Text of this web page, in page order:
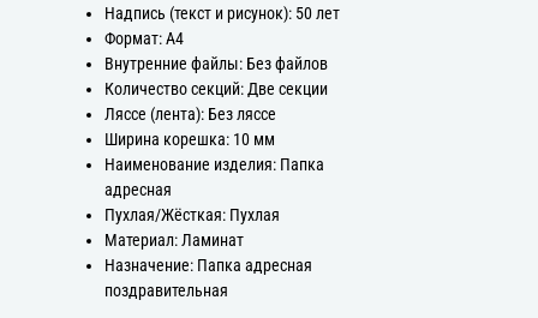
Надпись (текст и рисунок): 50 лет
Формат: А4
Внутренние файлы: Без файлов
Количество секций: Две секции
Ляссе (лента): Без ляссе
Ширина корешка: 10 мм
Наименование изделия: Папка
адресная
Пухлая/Жёсткая: Пухлая
Материал: Ламинат
Назначение: Папка адресная
поздравительная